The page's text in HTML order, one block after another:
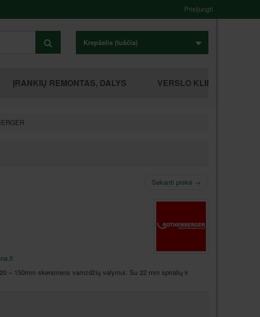
Prisijungti
Krepšelis (tuščia)
ĮRANKIŲ REMONTAS, DALYS VERSLO KLIENTAMS
Sekanti prekė →
– 150mm skersmens vamzdžių valymui. Su 22 mm spiralių ir